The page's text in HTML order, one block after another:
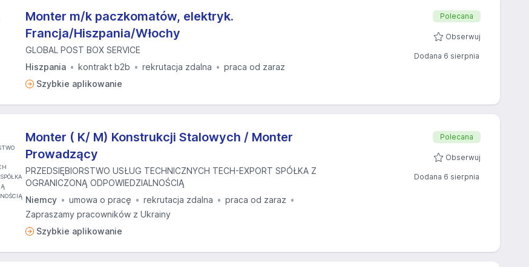
Monter m/k paczkomatów, elektryk.
Francja/Hiszpania/Włochy
GLOBAL POST BOX SERVICE
Hiszpania
kontrakt b2b rekrutacja zdalna
praca od zaraz
Szybkie aplikowanie
Polecana
Obserwuj
Dodana 6 sierpnia
Monter ( K/ M) Konstrukcji Stalowych / Monter
Prowadzący
PRZEDSIĘBIORSTWO USŁUG TECHNICZNYCH TECH-EXPORT SPÓŁKA Z
OGRANICZONĄ ODPOWIEDZIALNOŚCIĄ
Niemcy
umowa o pracę rekrutacja zdalna
praca od zaraz
Zapraszamy pracowników z Ukrainy
Szybkie aplikowanie
Polecana
Obserwuj
Dodana 6 sierpnia